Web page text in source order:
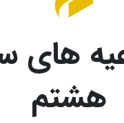
های
هشتم